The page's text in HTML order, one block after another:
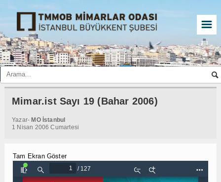
☰
Mimar.ist Sayı 19 (Bahar 2006)
Yazar- MO İstanbul
1 Nisan 2006 Cumartesi
Tam Ekran Göster